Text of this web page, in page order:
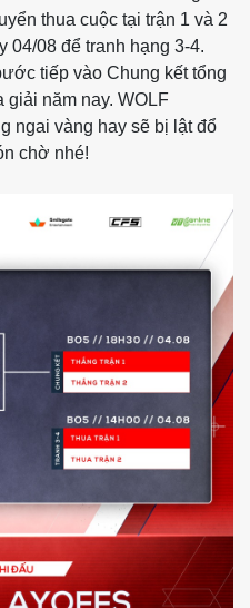
thua cuộc tại trận 1 và 2
04/08 để tranh hạng 3-4.
tiếp vào Chung kết tổng
giải năm nay. WOLF
ngai vàng hay sẽ bị lật đổ
chờ nhé!